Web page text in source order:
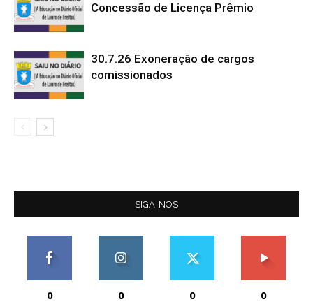
Concessão de Licença Prêmio
30.7.26 Exoneração de cargos
comissionados
SIGA-NOS
0 0 0 0